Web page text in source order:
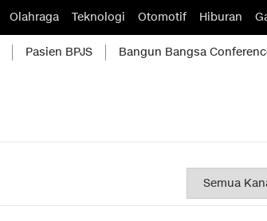
Olahraga Teknologi Otomotif Hiburan
Pasien BPJS Bangun Bangsa